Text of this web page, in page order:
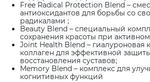
Free Radical Protection Blend –
антиоксидантов для борьбы со
радикалами ;
Beauty Blend – специальный
сохранения красоты при
Joint Health Blend – гиалуроновая
коллаген для эффективной
восстановления суставов;
Memory Blend – комплекс для
когнитивных функций